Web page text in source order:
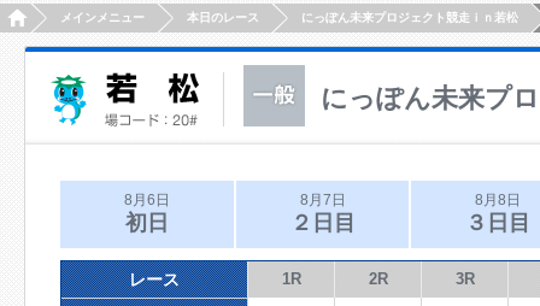
HOMEメインメニュー 本日のレース にっぽん未来プロジェクト競走ｉｎ若松
にっぽん未来プ
8月6日
初日
8月7日
２日目
8月8日
３日目
レース 1R 2R 3R